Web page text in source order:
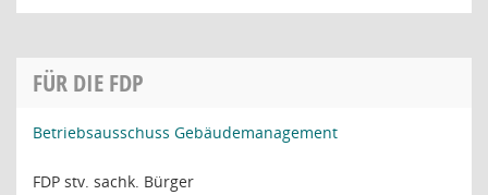
FÜR DIE FDP
Betriebsausschuss Gebäudemanagement
FDP stv. sachk. Bürger